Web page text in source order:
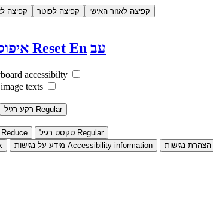
קפיצה קפיצה לפוטר קפיצה לאזור האישי
Reset En עב
accessibilty
texts
Regular
Reduce
Regular
Accessibility information